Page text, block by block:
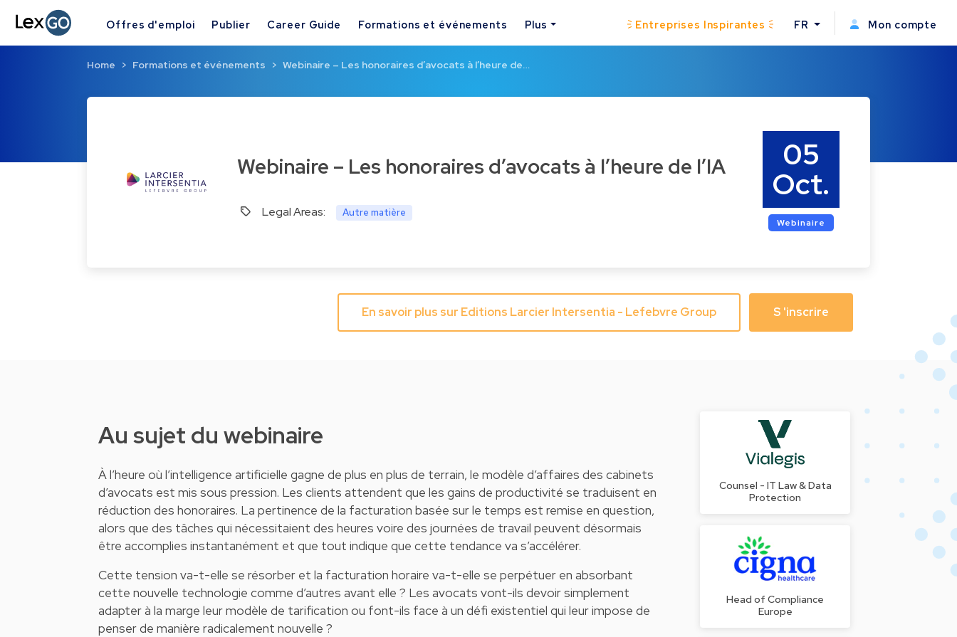
Offres d'emploi Publier Career Guide Formations et événements Plus Entreprises Inspirantes FR Mon compte
Home Formations et événements Webinaire – Les honoraires d’avocats à l’heure de…
Webinaire – Les honoraires d’avocats à l’heure de l’IA
Legal Areas: Autre matière
05
Oct.
Webinaire
S 'inscrire
En savoir plus sur Editions Larcier Intersentia - Lefebvre Group
Au sujet du webinaire
À l’heure où l’intelligence artificielle gagne de plus en plus de terrain, le modèle d’affaires des cabinets
d’avocats est mis sous pression. Les clients attendent que les gains de productivité se traduisent en
réduction des honoraires. La pertinence de la facturation basée sur le temps est remise en question,
alors que des tâches qui nécessitaient des heures voire des journées de travail peuvent désormais
être accomplies instantanément et que tout indique que cette tendance va s’accélérer.
Cette tension va-t-elle se résorber et la facturation horaire va-t-elle se perpétuer en absorbant
cette nouvelle technologie comme d’autres avant elle ? Les avocats vont-ils devoir simplement
adapter à la marge leur modèle de tarification ou font-ils face à un défi existentiel qui leur impose de
penser de manière radicalement nouvelle ?
Counsel - IT Law & Data
Protection
Head of Compliance
Europe